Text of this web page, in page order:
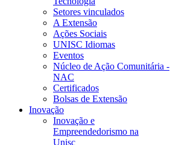
Setores vinculados
A Extensão
Ações Sociais
UNISC Idiomas
Eventos
Núcleo de Ação Comunitária -
NAC
Certificados
Bolsas de Extensão
Inovação
Inovação e
Empreendedorismo na
Unisc